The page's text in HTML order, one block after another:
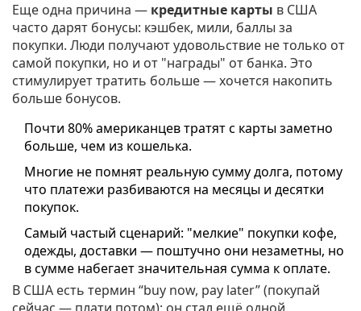
Еще одна причина — кредитные карты в США
часто дарят бонусы: кэшбек, мили, баллы за
покупки. Люди получают удовольствие не только от
самой покупки, но и от "награды" от банка. Это
стимулирует тратить больше — хочется накопить
больше бонусов.
Почти 80% американцев тратят с карты заметно
больше, чем из кошелька.
Многие не помнят реальную сумму долга, потому
что платежи разбиваются на месяцы и десятки
покупок.
Самый частый сценарий: "мелкие" покупки кофе,
одежды, доставки — поштучно они незаметны, но
в сумме набегает значительная сумма к оплате.
В США есть термин “buy now, pay later” (покупай